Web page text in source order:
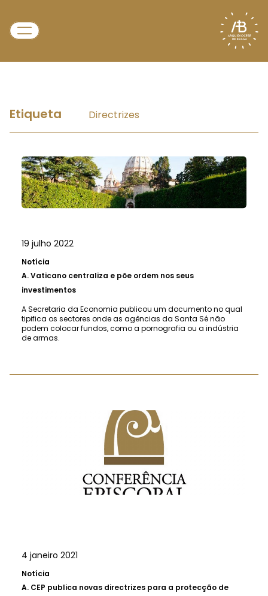
Etiqueta Directrizes
19 julho 2022
Notícia
A.Vaticano centraliza e põe ordem nos seus
investimentos
A Secretaria da Economia publicou um documento no qual
tipifica os sectores onde as agências da Santa Sé não
podem colocar fundos, como a pornografia ou a indústria
de armas.
4 janeiro 2021
Notícia
A. CEP publica novas directrizes para a protecção de